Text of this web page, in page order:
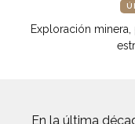
Exploración
En la última